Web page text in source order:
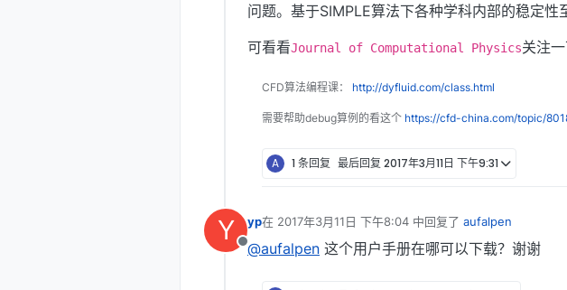
问题。基于SIMPLE算法下各种学科内部的稳定性
可看看Journal of Computational Physics关注
CFD算法编程课： http://dyfluid.com/class.html
需要帮助debug算例的看这个 https://cfd-china.com/topic/
A 1 条回复 最后回复 2017年3月11日 下午9:31
Y
离线
yp在 2017年3月11日 下午8:04 中回复了 aufalpen
最后由 编辑
@aufalpen 这个用户手册在哪可以下载？谢谢